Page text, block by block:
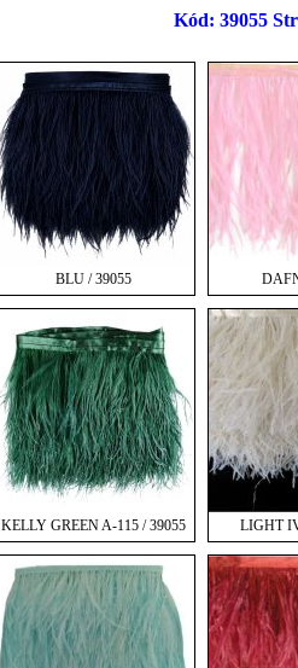
Kód: 39055
BLU / 39055
KELLY GREEN A-115 / 39055 LIGHT